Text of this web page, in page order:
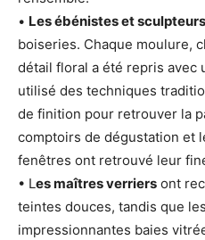
• Les ébénistes et
boiseries. Chaque moulure,
détail floral a été repris avec
utilisé des techniques
de finition pour retrouver la
comptoirs de dégustation et
fenêtres ont retrouvé leur
• Les maîtres verriers ont
teintes douces, tandis que
impressionnantes baies